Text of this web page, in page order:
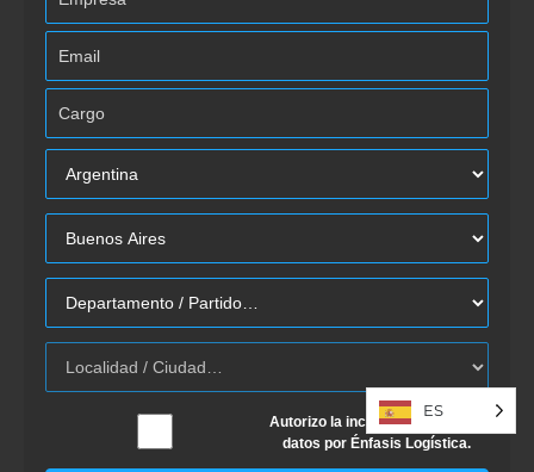
Autorizo la inclusión/uso de mis
datos por Énfasis Logística.
ES